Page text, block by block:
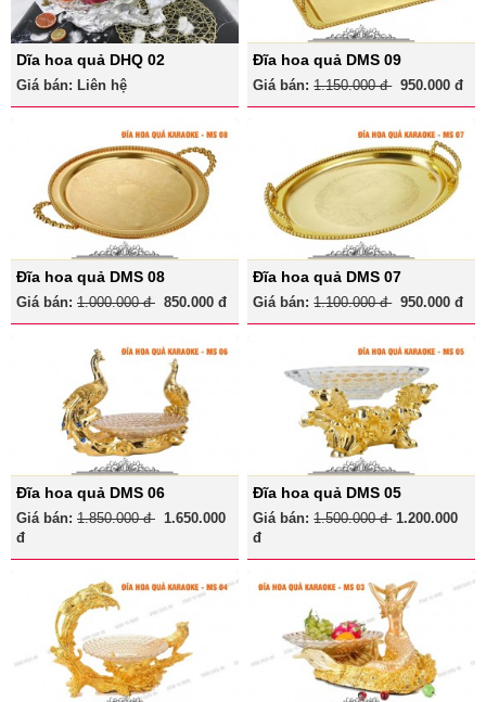
Dĩa hoa quả DHQ 02
Giá bán: Liên hệ
Đĩa hoa quả DMS 09
Giá bán: 1.150.000 đ 950.000 đ
Đĩa hoa quả DMS 08
Giá bán: 1.000.000 đ 850.000 đ
Đĩa hoa quả DMS 07
Giá bán: 1.100.000 đ 950.000 đ
Đĩa hoa quả DMS 06
Giá bán: 1.850.000 đ 1.650.000
đ
Đĩa hoa quả DMS 05
Giá bán: 1.500.000 đ 1.200.000
đ